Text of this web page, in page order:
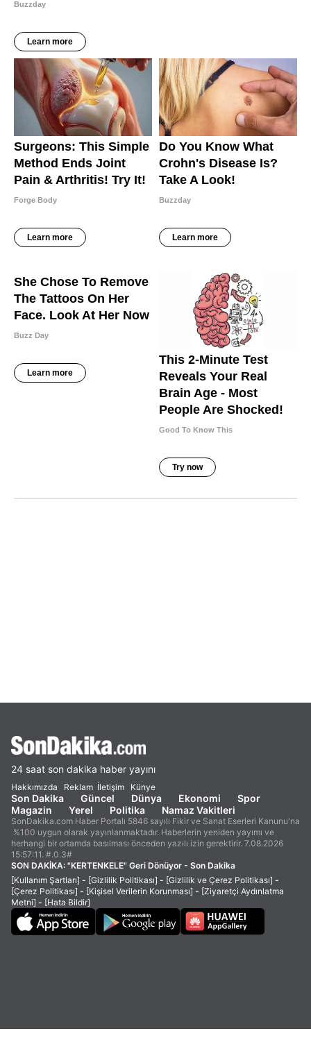
24 saat son dakika haber yayını
Hakkımızda Reklam İletişim Künye
Son Dakika Güncel Dünya Ekonomi
Spor
Magazin
Yerel Politika Namaz Vakitleri
SonDakika.com Haber Portalı 5846 sayılı Fikir ve Sanat Eserleri Kanunu'na
%100 uygun olarak yayınlanmaktadır. Haberlerin yeniden yayımı ve
herhangi bir ortamda basılması önceden yazılı izin gerektirir. 7.08.2026
15:57:11. #.0.3#
SON DAKİKA: "KERTENKELE" Geri Dönüyor - Son Dakika
[Kullanım Şartları] - [Gizlilik Politikası] - [Gizlilik ve Çerez Politikası] -
[Çerez Politikası] - [Kişisel Verilerin Korunması] - [Ziyaretçi Aydınlatma
Metni] - [Hata Bildir]